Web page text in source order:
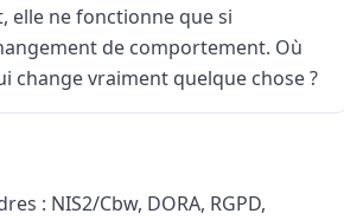
elle ne fonctionne que si
de comportement. Où
change vraiment quelque chose ?
: NIS2/Cbw, DORA, RGPD,